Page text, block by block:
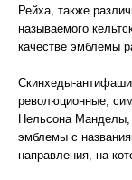
Рейха, также
называемого
качестве эмблемы
Скинхеды-
революционные,
Нельсона Манделы,
эмблемы с
направления, на